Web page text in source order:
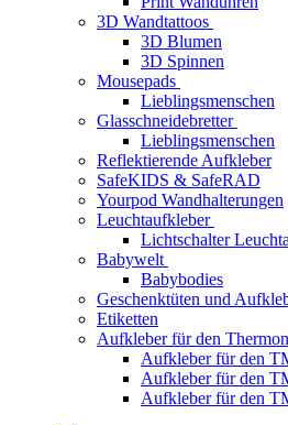
3D Wandtattoos
3D Blumen
3D Spinnen
Mousepads
Lieblingsmenschen
Glasschneidebretter
Lieblingsmenschen
Reflektierende Aufkleber
SafeKIDS & SafeRAD
Yourpod Wandhalterungen
Leuchtaufkleber
Lichtschalter
Babywelt
Babybodies
Geschenktüten und
Etiketten
Aufkleber für den
Aufkleber für den
Aufkleber für den
Aufkleber für den